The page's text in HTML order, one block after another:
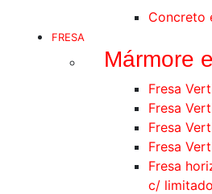
Concreto
FRESA
Mármore
Fresa
Fresa
Fresa
Fresa
Fresa
c/